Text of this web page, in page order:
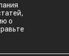
о